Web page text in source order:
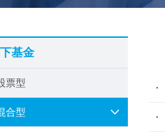
基金
票型
合型